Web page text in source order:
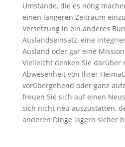
Umstände, die es nötig
einen längeren Zeitraum
Versetzung in ein anderes
Auslandseinsatz, eine
Ausland oder gar eine
Vielleicht denken Sie darüber
Abwesenheit von Ihrer
vorübergehend oder ganz
freuen Sie sich auf einen
sich nicht neu auszustatten,
anderen Dinge lagern sicher